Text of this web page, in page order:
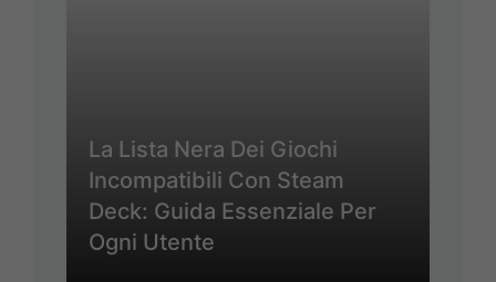
La Lista Nera Dei Giochi
Incompatibili Con Steam
Deck: Guida Essenziale Per
Ogni Utente